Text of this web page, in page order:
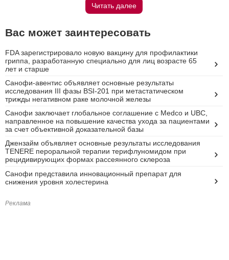
Читать далее
Вас может заинтересовать
FDA зарегистрировало новую вакцину для профилактики
гриппа, разработанную специально для лиц возрасте 65
лет и старше
Санофи-авентис объявляет основные результаты
исследования III фазы BSI-201 при метастатическом
трижды негативном раке молочной железы
Санофи заключает глобальное соглашение с Medco и UBC,
направленное на повышение качества ухода за пациентами
за счет объективной доказательной базы
Джензайм объявляет основные результаты исследования
TENERE пероральной терапии терифлуномидом при
рецидивирующих формах рассеянного склероза
Санофи представила инновационный препарат для
снижения уровня холестерина
Реклама